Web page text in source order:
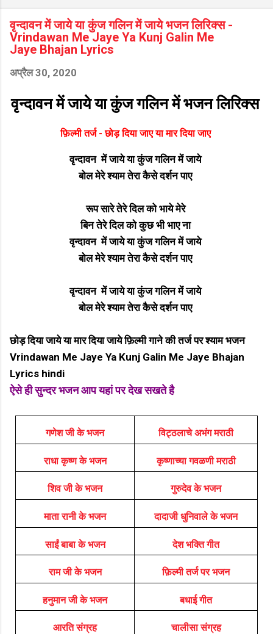
वृन्दावन में जाये या कुंज गलिन में जाये भजन लिरिक्स -
Vrindawan Me Jaye Ya Kunj Galin Me
Jaye Bhajan Lyrics
अप्रैल 30, 2020
वृन्दावन में जाये या कुंज गलिन में भजन लिरिक्स
फ़िल्मी तर्ज - छोड़ दिया जाए या मार दिया जाए
वृन्दावन में जाये या कुंज गलिन में जाये
बोल मेरे श्याम तेरा कैसे दर्शन पाए
रूप सारे तेरे दिल को भाये मेरे
बिन तेरे दिल को कुछ भी भाए ना
वृन्दावन में जाये या कुंज गलिन में जाये
बोल मेरे श्याम तेरा कैसे दर्शन पाए
वृन्दावन में जाये या कुंज गलिन में जाये
बोल मेरे श्याम तेरा कैसे दर्शन पाए
छोड़ दिया जाये या मार दिया जाये फ़िल्मी गाने की तर्ज पर श्याम भजन
Vrindawan Me Jaye Ya Kunj Galin Me Jaye Bhajan
Lyrics hindi
ऐसे ही सुन्दर भजन आप यहां पर देख सखते है
गणेश जी के भजन विट्ठलाचे अभंग मराठी
राधा कृष्ण के भजन कृष्णाच्या गवळणी मराठी
शिव जी के भजन गुरुदेव के भजन
माता रानी के भजन दादाजी धुनिवाले के भजन
साईं बाबा के भजन देश भक्ति गीत
राम जी के भजन फ़िल्मी तर्ज पर भजन
हनुमान जी के भजन बधाई गीत
आरति संग्रह चालीसा संग्रह